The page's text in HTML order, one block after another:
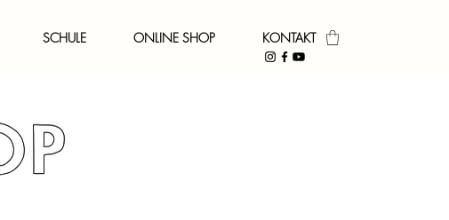
SCHULE ONLINE SHOP KONTAKT